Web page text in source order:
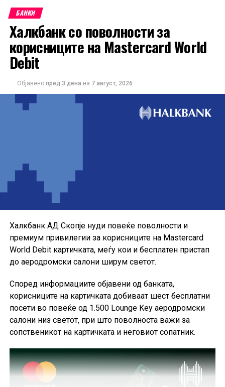
Понудата е наменета за корисниците кои сакаат да ги
користат можностите на кредитната картичка за
своите секојдневни и летни купувања, со промотивна
БАНКИ
Халкбанк со поволности за
корисниците на Mastercard World
Debit
Објавено пред 3 дена на 7 август, 2026
Халкбанк АД Скопје нуди повеќе поволности и
премиум привилегии за корисниците на Mastercard
World Debit картичката, меѓу кои и бесплатен пристап
до аеродромски салони ширум светот.
Според информациите објавени од банката,
корисниците на картичката добиваат шест бесплатни
посети во повеќе од 1.500 Lounge Key аеродромски
салони низ светот, при што поволноста важи за
сопственикот на картичката и неговиот сопатник.